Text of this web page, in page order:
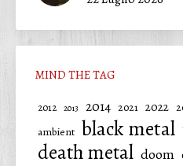
MIND THE TAG
2012 2013 2014 2021 2022
ambient black metal
death metal doom